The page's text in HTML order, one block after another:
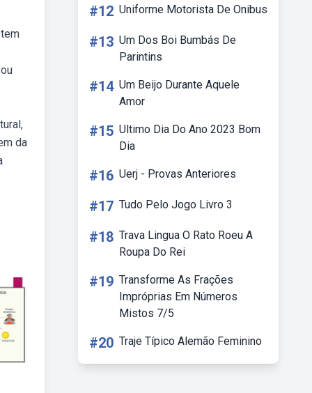
da
#12 Uniforme Motorista De Onibus
#13 Um Dos Boi Bumbás De
Parintins
#14 Um Beijo Durante Aquele
Amor
#15 Ultimo Dia Do Ano 2023 Bom
Dia
#16 Uerj - Provas Anteriores
#17 Tudo Pelo Jogo Livro 3
#18 Trava Lingua O Rato Roeu A
Roupa Do Rei
#19 Transforme As Frações
Impróprias Em Números
Mistos 7/5
#20 Traje Típico Alemão Feminino